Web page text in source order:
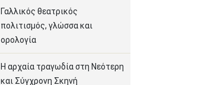
Γαλλικός θεατρικός
πολιτισμός, γλώσσα και
ορολογία
Η αρχαία τραγωδία στη Νεότερη
και Σύγχρονη Σκηνή